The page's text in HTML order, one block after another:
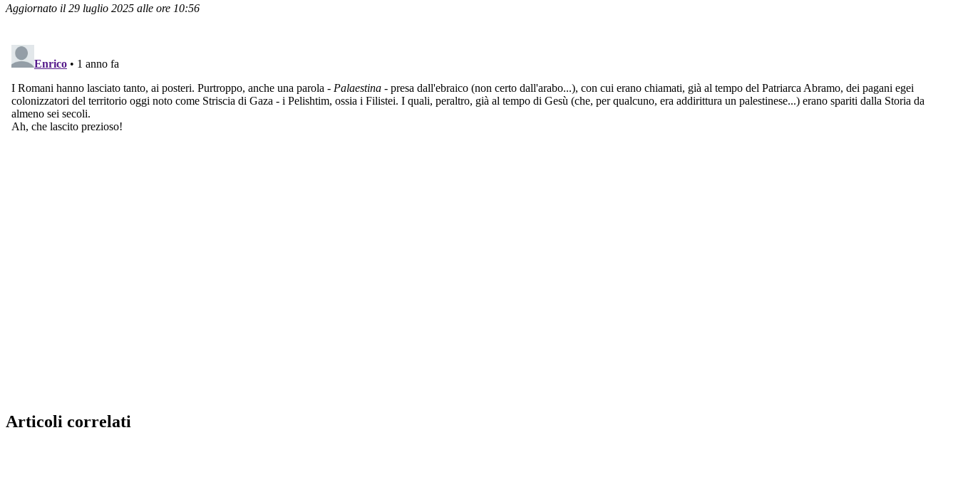
Aggiornato il 29 luglio 2025 alle ore 10:56
Articoli correlati